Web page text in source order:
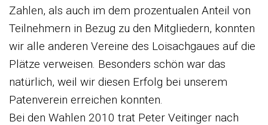
Zahlen, als auch im dem prozentualen Anteil von
Teilnehmern in Bezug zu den Mitgliedern, konnten
wir alle anderen Vereine des Loisachgaues auf die
Plätze verweisen. Besonders schön war das
natürlich, weil wir diesen Erfolg bei unserem
Patenverein erreichen konnten.
Bei den Wahlen 2010 trat Peter Veitinger nach